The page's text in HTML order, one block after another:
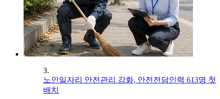
3.
노인일자리 안전관리 강화, 안전전담인력 613명 첫
배치